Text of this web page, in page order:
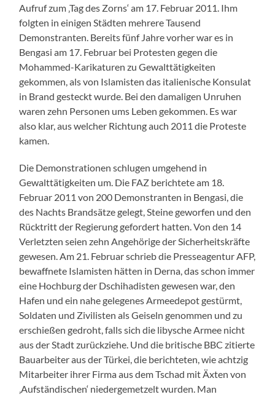
Aufruf zum ‚Tag des Zorns‘ am 17. Februar 2011. Ihm
folgten in einigen Städten mehrere Tausend
Demonstranten. Bereits fünf Jahre vorher war es in
Bengasi am 17. Februar bei Protesten gegen die
Mohammed-Karikaturen zu Gewalttätigkeiten
gekommen, als von Islamisten das italienische Konsulat
in Brand gesteckt wurde. Bei den damaligen Unruhen
waren zehn Personen ums Leben gekommen. Es war
also klar, aus welcher Richtung auch 2011 die Proteste
kamen.
Die Demonstrationen schlugen umgehend in
Gewalttätigkeiten um. Die FAZ berichtete am 18.
Februar 2011 von 200 Demonstranten in Bengasi, die
des Nachts Brandsätze gelegt, Steine geworfen und den
Rücktritt der Regierung gefordert hatten. Von den 14
Verletzten seien zehn Angehörige der Sicherheitskräfte
gewesen. Am 21. Februar schrieb die Presseagentur AFP,
bewaffnete Islamisten hätten in Derna, das schon immer
eine Hochburg der Dschihadisten gewesen war, den
Hafen und ein nahe gelegenes Armeedepot gestürmt,
Soldaten und Zivilisten als Geiseln genommen und zu
erschießen gedroht, falls sich die libysche Armee nicht
aus der Stadt zurückziehe. Und die britische BBC zitierte
Bauarbeiter aus der Türkei, die berichteten, wie achtzig
Mitarbeiter ihrer Firma aus dem Tschad mit Äxten von
‚Aufständischen‘ niedergemetzelt wurden. Man